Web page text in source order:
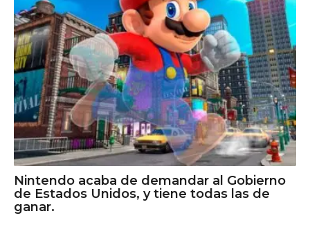
Nintendo acaba de demandar al Gobierno
de Estados Unidos, y tiene todas las de
ganar.